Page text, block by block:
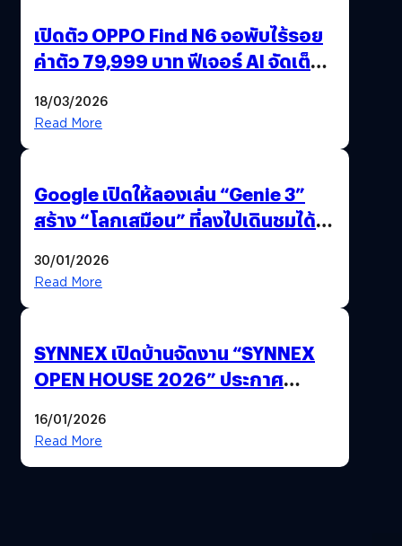
เปิดตัว OPPO Find N6 จอพับไร้รอย
ค่าตัว 79,999 บาท ฟีเจอร์ AI จัดเต็ม
18/03/2026
Read More
Google เปิดให้ลองเล่น “Genie 3”
สร้าง “โลกเสมือน” ที่ลงไปเดินชมได้
30/01/2026
Read More
SYNNEX เปิดบ้านจัดงาน “SYNNEX
OPEN HOUSE 2026” ประกาศ
ได้ 53,000 ล้านบาท
16/01/2026
Read More